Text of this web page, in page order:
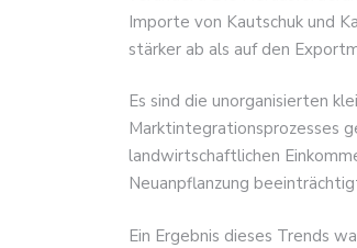
Importe von Kautschuk und
stärker ab als auf den
Es sind die unorganisierten
Marktintegrationsprozesses
landwirtschaftlichen
Neuanpflanzung
Ein Ergebnis dieses Trends